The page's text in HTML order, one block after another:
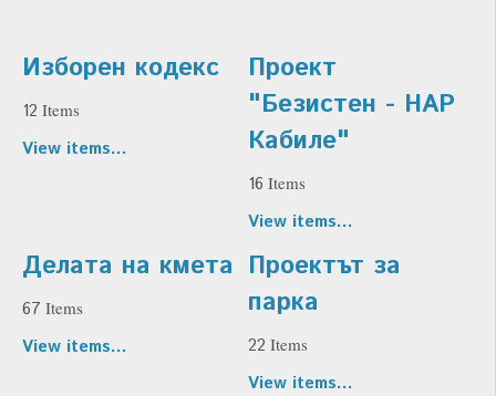
Изборен кодекс
12 Items
View items...
Проект
"Безистен - НАР
Кабиле"
16 Items
View items...
Делата на кмета
67 Items
View items...
Проектът за
парка
22 Items
View items...